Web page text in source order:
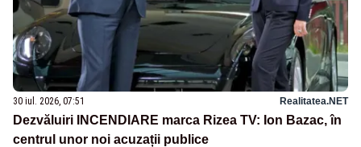
30 iul. 2026, 07:51 Realitatea.NET
Dezvăluiri INCENDIARE marca Rizea TV: Ion Bazac, în
centrul unor noi acuzații publice